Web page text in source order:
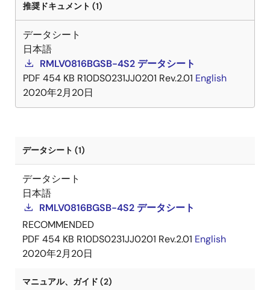
推奨ドキュメント (1)
データシート
日本語
RMLV0816BGSB-4S2 データシート
PDF 454 KB R10DS0231JJ0201 Rev.2.01 English
2020年2月20日
データシート (1)
データシート
日本語
RMLV0816BGSB-4S2 データシート
RECOMMENDED
PDF 454 KB R10DS0231JJ0201 Rev.2.01 English
2020年2月20日
マニュアル、ガイド (2)